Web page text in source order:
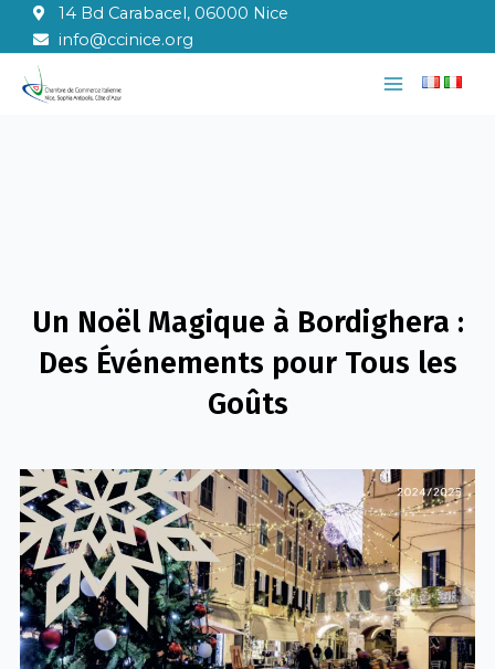
contenu
14 Bd Carabacel, 06000 Nice
info@ccinice.org
Main
Un Noël Magique à Bordighera :
Des Événements pour Tous les
Goûts